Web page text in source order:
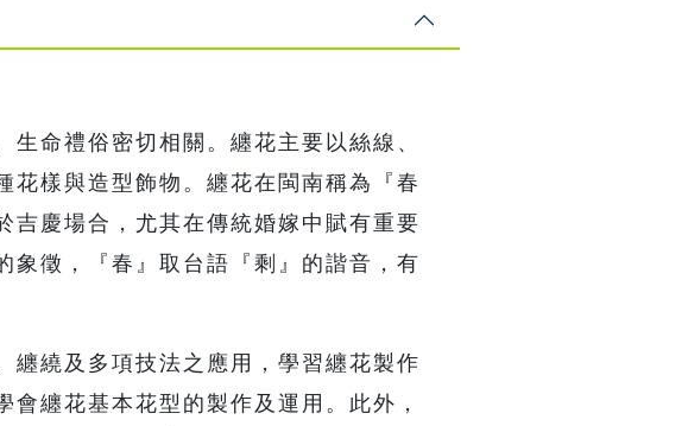
命禮俗密切相關。纏花主要以絲線、
花樣與造型飾物。纏花在閩南稱為『春
吉慶場合，尤其在傳統婚嫁中賦有重要
象徵，『春』取台語『剩』的諧音，有
纏繞及多項技法之應用，學習纏花製作
纏花基本花型的製作及運用。此外，